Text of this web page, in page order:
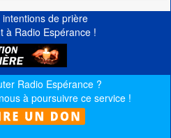
de prière
à Radio Espérance !
Radio Espérance ?
à poursuivre ce service !